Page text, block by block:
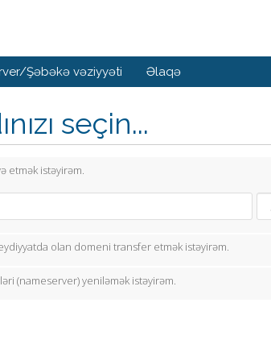
Şəbəkə vəziyyəti Əlaqə
seçin...
etmək istəyirəm.
olan domeni transfer etmək istəyirəm.
(nameserver) yeniləmək istəyirəm.